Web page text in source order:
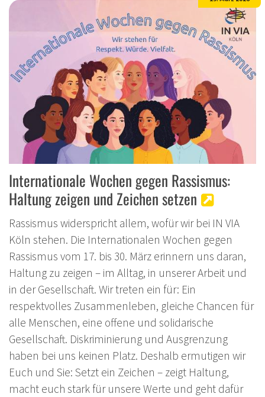
Internationale Wochen gegen Rassismus:
Haltung zeigen und Zeichen setzen
Rassismus widerspricht allem, wofür wir bei IN VIA
Köln stehen. Die Internationalen Wochen gegen
Rassismus vom 17. bis 30. März erinnern uns daran,
Haltung zu zeigen – im Alltag, in unserer Arbeit und
in der Gesellschaft. Wir treten ein für: Ein
respektvolles Zusammenleben, gleiche Chancen für
alle Menschen, eine offene und solidarische
Gesellschaft. Diskriminierung und Ausgrenzung
haben bei uns keinen Platz. Deshalb ermutigen wir
Euch und Sie: Setzt ein Zeichen – zeigt Haltung,
macht euch stark für unsere Werte und geht dafür